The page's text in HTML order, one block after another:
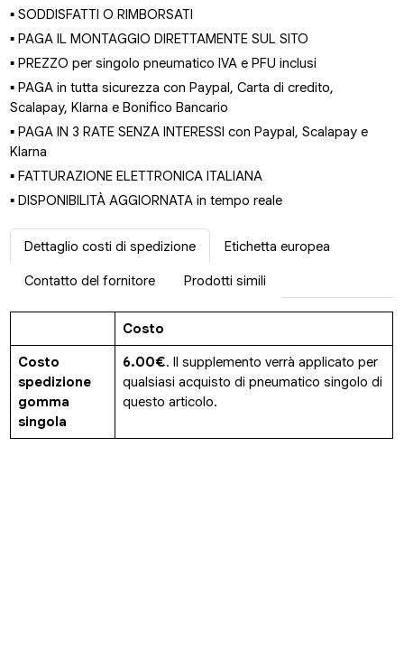
▪ SODDISFATTI O RIMBORSATI
▪ PAGA IL MONTAGGIO DIRETTAMENTE SUL SITO
▪ PREZZO per singolo pneumatico IVA e PFU inclusi
▪ PAGA in tutta sicurezza con Paypal, Carta di credito,
Scalapay, Klarna e Bonifico Bancario
▪ PAGA IN 3 RATE SENZA INTERESSI con Paypal, Scalapay e
Klarna
▪ FATTURAZIONE ELETTRONICA ITALIANA
▪ DISPONIBILITÀ AGGIORNATA in tempo reale
Dettaglio costi di spedizione Etichetta europea
Contatto del fornitore Prodotti simili
Costo
Costo
spedizione
gomma
singola
6.00€. Il supplemento verrà applicato per
qualsiasi acquisto di pneumatico singolo di
questo articolo.